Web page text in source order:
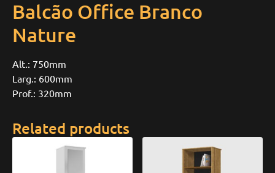
Balcão Office Branco
Nature
Alt.: 750mm
Larg.: 600mm
Prof.: 320mm
Related products